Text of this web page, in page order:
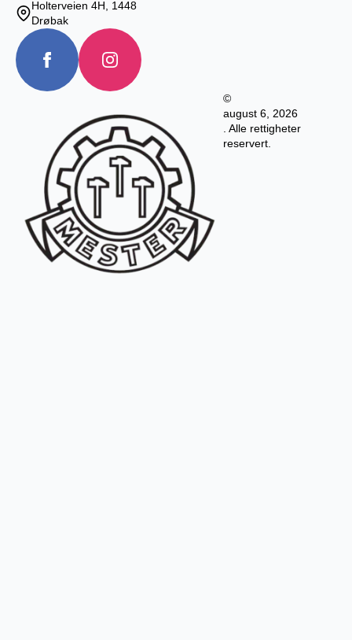
Holterveien 4H, 1448
Drøbak
©
august 6, 2026
. Alle rettigheter
reservert.